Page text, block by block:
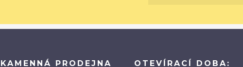
KAMENNÁ PRODEJNA OTEVÍRACÍ DOBA: